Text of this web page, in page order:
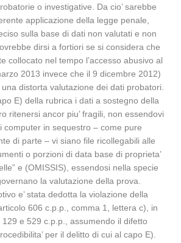
o investigative. Da cio’ sarebbe
applicazione della legge penale,
sulla base di dati non valutati e non
dirsi a fortiori se si considera che
collocato nel tempo l’accesso abusivo al
2013 invece che il 9 dicembre 2012)
distorta valutazione dei dati probatori.
E) della rubrica i dati a sostegno della
ritenersi ancor piu’ fragili, non essendovi
computer in sequestro – come pure
di parte – vi siano file ricollegabili alle
o porzioni di data base di proprieta’
e (OMISSIS), essendosi nella specie
la valutazione della prova.
e’ stata dedotta la violazione della
606 c.p.p., comma 1, lettera c), in
e 529 c.p.p., assumendo il difetto
per il delitto di cui al capo E).